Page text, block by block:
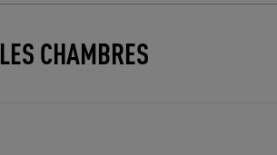
LES CHAMBRES